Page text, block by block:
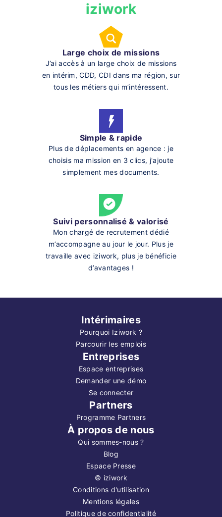
iziwork
Large choix de missions
J’ai accès à un large choix de missions
en intérim, CDD, CDI dans ma région, sur
tous les métiers qui m’intéressent.
Simple & rapide
Plus de déplacements en agence : je
choisis ma mission en 3 clics, j'ajoute
simplement mes documents.
Suivi personnalisé & valorisé
Mon chargé de recrutement dédié
m’accompagne au jour le jour. Plus je
travaille avec iziwork, plus je bénéficie
d’avantages !
Intérimaires
Pourquoi Iziwork ?
Parcourir les emplois
Entreprises
Espace entreprises
Demander une démo
Se connecter
Partners
Programme Partners
À propos de nous
Qui sommes-nous ?
Blog
Espace Presse
© iziwork
Conditions d'utilisation
Mentions légales
Politique de confidentialité